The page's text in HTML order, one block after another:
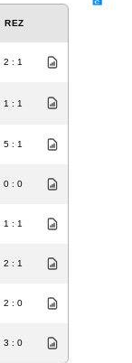
REZ
2 : 1
1 : 1
5 : 1
0 : 0
1 : 1
2 : 1
2 : 0
3 : 0